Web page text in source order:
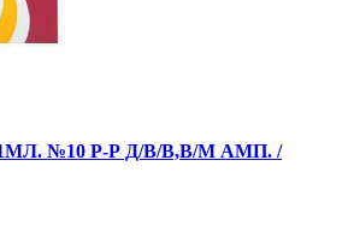
№10 Р-Р Д/В/В,В/М АМП. /